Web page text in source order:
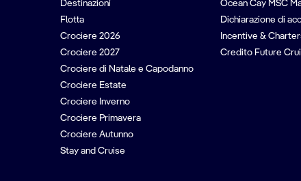
Destinazioni
Flotta
Crociere 2026
Crociere 2027
Crociere di Natale e Capodanno
Crociere Estate
Crociere Inverno
Crociere Primavera
Crociere Autunno
Stay and Cruise
Ocean Cay MSC
Dichiarazione di
Incentive &
Credito Future